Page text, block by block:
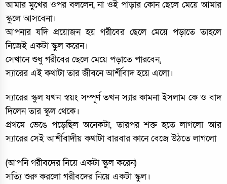
আমার মুখের ওপর বললেন, না ওই পাড়ার কোন ছেলে মেয়ে আমার
স্কুলে আসবেনা।
আপনার যদি প্রয়োজন হয় গরীবের ছেলে মেয়ে পড়াতে তাহলে
নিজেই একটা স্কুল করেন।
সেখানে শুধু গরীবের ছেলে মেয়ে পড়াতে পারবেন,
স্যারের এই কথাটা তার জীবনে আর্শীবাদ হয়ে এলো।
স্যারের স্কুল যখন স্বয়ং সম্পূর্ণ তখন স্যার কামনা ইসলাম কে ও বাদ
দিলেন তার স্কুল থেকে।
প্রথমে ভেঙে পড়েছিল অনেকটা, তারপর শক্ত হতে লাগলো আর
স্যারের সেই আর্শীবাদীয় কথাটা বারবার কানে বেজে উঠতে লাগলো
(আপনি গরীবদের নিয়ে একটা স্কুল করেন)
সত্যি শুরু করলো গরীবদের নিয়ে একটা স্কুল।